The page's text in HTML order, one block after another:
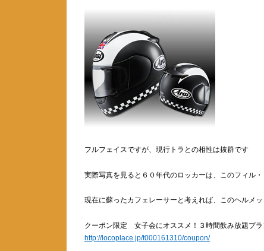
フルフェイスですが、現行トラとの相性は抜群です
実際写真を見ると６０年代のロッカーは、このフィル
現在に蘇ったカフェレーサーと考えれば、このヘルメ
クーポン限定 女子会にオススメ！３時間飲み放題プラ
http://locoplace.jp/t000161310/coupon/